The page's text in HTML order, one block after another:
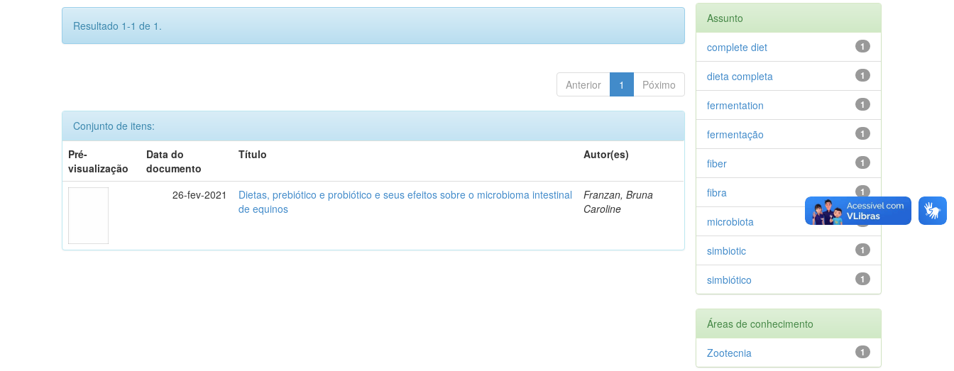
Resultado 1-1 de 1.
Anterior 1 Póximo
Conjunto de itens:
Pré-
visualização
Data do
documento
Título Autor(es)
26-fev-2021
Dietas, prebiótico e probiótico e seus efeitos sobre o microbioma intestinal
de equinos
Franzan, Bruna
Caroline
Assunto
1
complete diet
1
dieta completa
1
fermentation
1
fermentação
1
fiber
1
fibra
1
microbiota
1
simbiotic
1
simbiótico
Áreas de conhecimento
1
Zootecnia